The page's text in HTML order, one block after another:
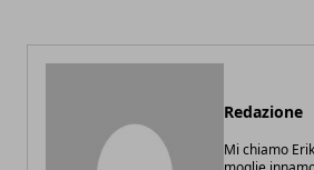
Redazione
Mi chiamo